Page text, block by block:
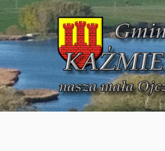
Polityka Prywatności
Dawniej i dziś
Roczniki Szkolne
Szkoła Bytyń
Szkoła Gaj Wielki
Szkoła Kaźmierz
Z dawnych szkół i przedszkoli
Gmina Kaźmierz
Kalendarium
Koncerty
Turnieje